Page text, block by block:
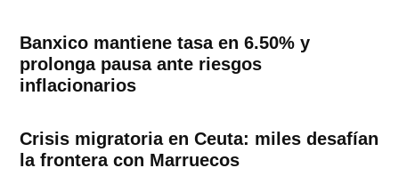
Banxico mantiene tasa en 6.50% y
prolonga pausa ante riesgos
inflacionarios
Crisis migratoria en Ceuta: miles desafían
la frontera con Marruecos